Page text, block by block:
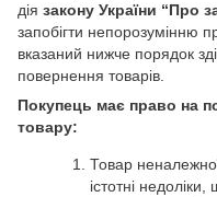
дія закону України “Про
запобігти непорозумінню
вказаний нижче порядок
повернення товарів.
Покупець має право на
товару:
Товар
істотні